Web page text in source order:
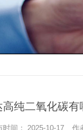
纯二氧化碳有
间： 2025-10-17 作